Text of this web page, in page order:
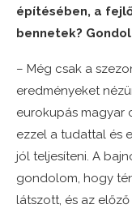
építésében, a
bennetek?
– Még csak a
eredményeket
eurokupás magyar
ezzel a tudattal és
jól teljesíteni. A
gondolom, hogy
látszott, és az